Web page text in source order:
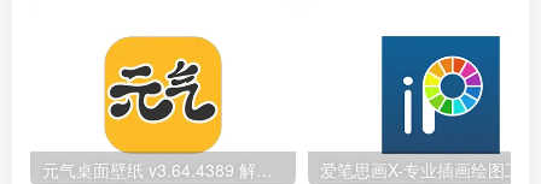
元气桌面壁纸 v3.64.4389 解锁VIP会员版